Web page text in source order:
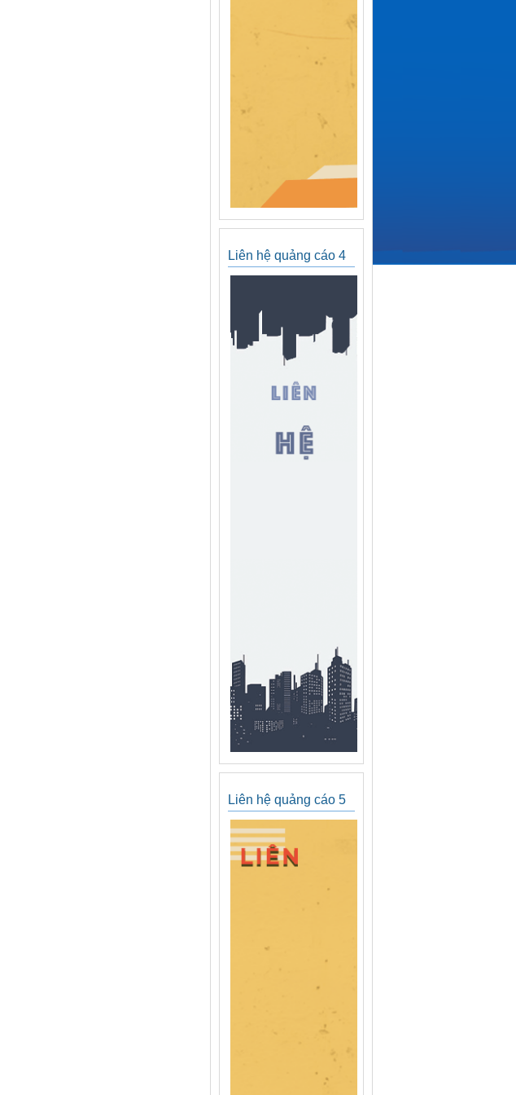
Liên hệ quảng cáo 4
Liên hệ quảng cáo 5